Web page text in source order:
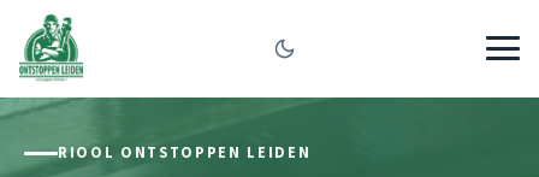
RIOOL ONTSTOPPEN LEIDEN